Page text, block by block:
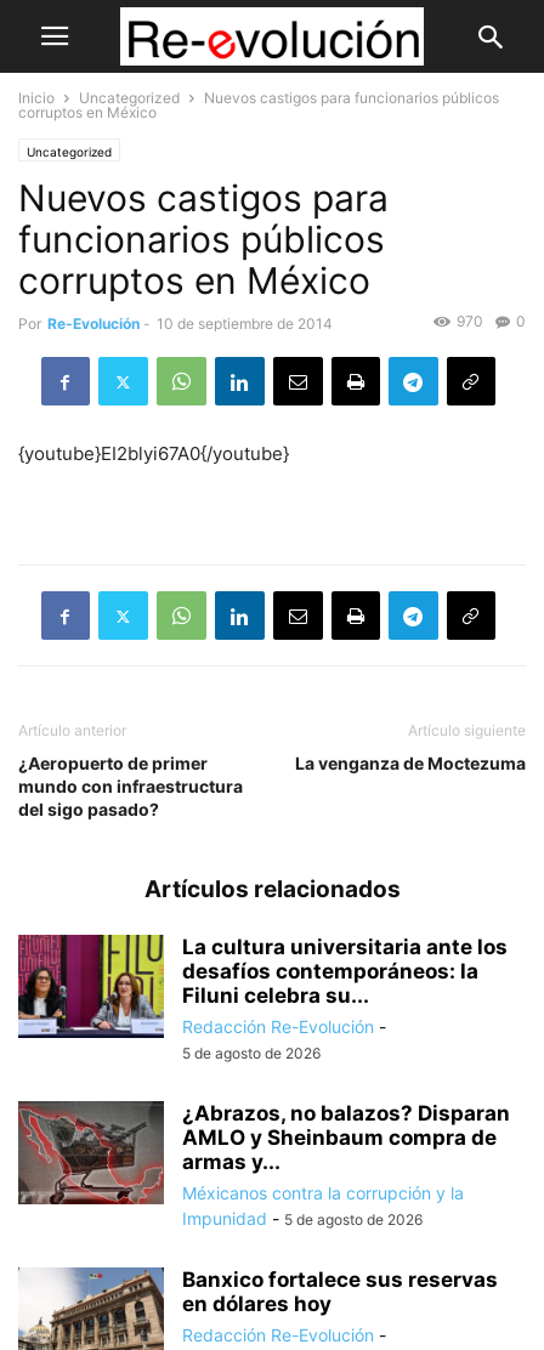
Inicio Uncategorized
Nuevos castigos para funcionarios públicos
corruptos en México
Uncategorized
Nuevos castigos para
funcionarios públicos
corruptos en México
Por Re-Evolución - 10 de septiembre de 2014 0
970
{youtube}EI2blyi67A0{/youtube}
Artículo anterior
¿Aeropuerto de primer
mundo con infraestructura
del sigo pasado?
Artículo siguiente
La venganza de Moctezuma
Artículos relacionados
La cultura universitaria ante los
desafíos contemporáneos: la
Filuni celebra su...
Redacción Re-Evolución -
5 de agosto de 2026
¿Abrazos, no balazos? Disparan
AMLO y Sheinbaum compra de
armas y...
Méxicanos contra la corrupción y la
Impunidad - 5 de agosto de 2026
Banxico fortalece sus reservas
en dólares hoy
Redacción Re-Evolución -